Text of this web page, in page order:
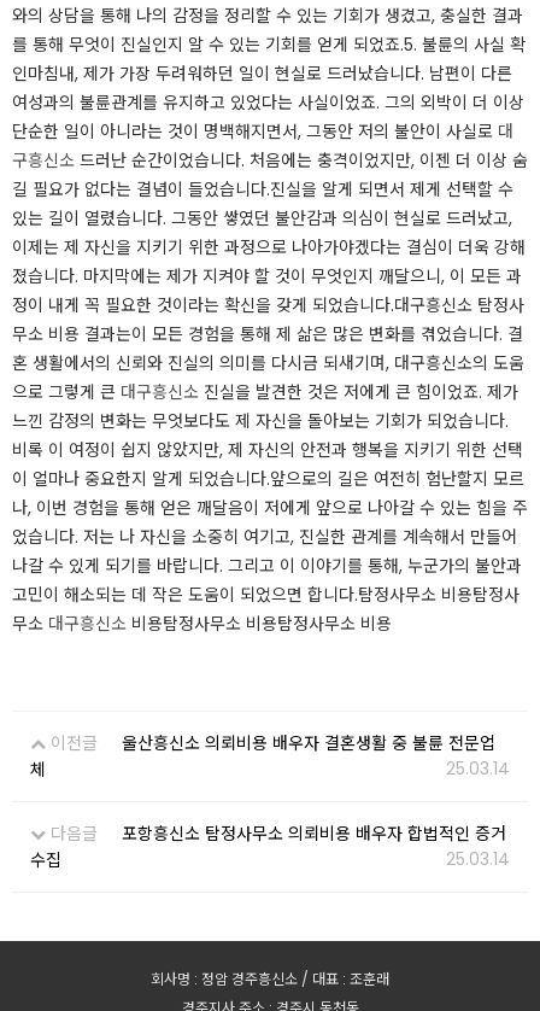
와의 상담을 통해 나의 감정을 정리할 수 있는 기회가 생겼고, 충실한 결과
를 통해 무엇이 진실인지 알 수 있는 기회를 얻게 되었죠.​5. 불륜의 사실 확
인마침내, 제가 가장 두려워하던 일이 현실로 드러났습니다. 남편이 다른
여성과의 불륜관계를 유지하고 있었다는 사실이었죠. 그의 외박이 더 이상
단순한 일이 아니라는 것이 명백해지면서, 그동안 저의 불안이 사실로 대
구흥신소 드러난 순간이었습니다. 처음에는 충격이었지만, 이젠 더 이상 숨
길 필요가 없다는 결념이 들었습니다.​진실을 알게 되면서 제게 선택할 수
있는 길이 열렸습니다. 그동안 쌓였던 불안감과 의심이 현실로 드러났고,
이제는 제 자신을 지키기 위한 과정으로 나아가야겠다는 결심이 더욱 강해
졌습니다. 마지막에는 제가 지켜야 할 것이 무엇인지 깨달으니, 이 모든 과
정이 내게 꼭 필요한 것이라는 확신을 갖게 되었습니다.​대구흥신소 탐정사
무소 비용 결과는​이 모든 경험을 통해 제 삶은 많은 변화를 겪었습니다. 결
혼 생활에서의 신뢰와 진실의 의미를 다시금 되새기며, 대구흥신소의 도움
으로 그렇게 큰 대구흥신소 진실을 발견한 것은 저에게 큰 힘이었죠. ​제가
느낀 감정의 변화는 무엇보다도 제 자신을 돌아보는 기회가 되었습니다.
비록 이 여정이 쉽지 않았지만, 제 자신의 안전과 행복을 지키기 위한 선택
이 얼마나 중요한지 알게 되었습니다.​앞으로의 길은 여전히 험난할지 모르
나, 이번 경험을 통해 얻은 깨달음이 저에게 앞으로 나아갈 수 있는 힘을 주
었습니다. 저는 나 자신을 소중히 여기고, 진실한 관계를 계속해서 만들어
나갈 수 있게 되기를 바랍니다. 그리고 이 이야기를 통해, 누군가의 불안과
고민이 해소되는 데 작은 도움이 되었으면 합니다.​탐정사무소 비용탐정사
무소 대구흥신소 비용탐정사무소 비용탐정사무소 비용
이전글
울산흥신소 의뢰비용 배우자 결혼생활 중 불륜 전문업
체
25.03.14
다음글
포항흥신소 탐정사무소 의뢰비용 배우자 합법적인 증거
수집
25.03.14
회사명 : 정암 경주흥신소 / 대표 : 조훈래